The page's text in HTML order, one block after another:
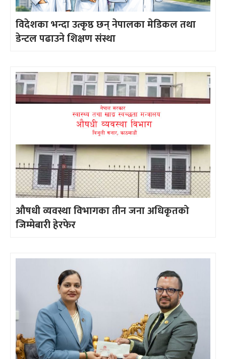
विदेशका भन्दा उत्कृष्ठ छन् नेपालका मेडिकल तथा
डेन्टल पढाउने शिक्षण संस्था
औषधी व्यवस्था विभागका तीन जना अधिकृतको
जिम्मेबारी हेरफेर